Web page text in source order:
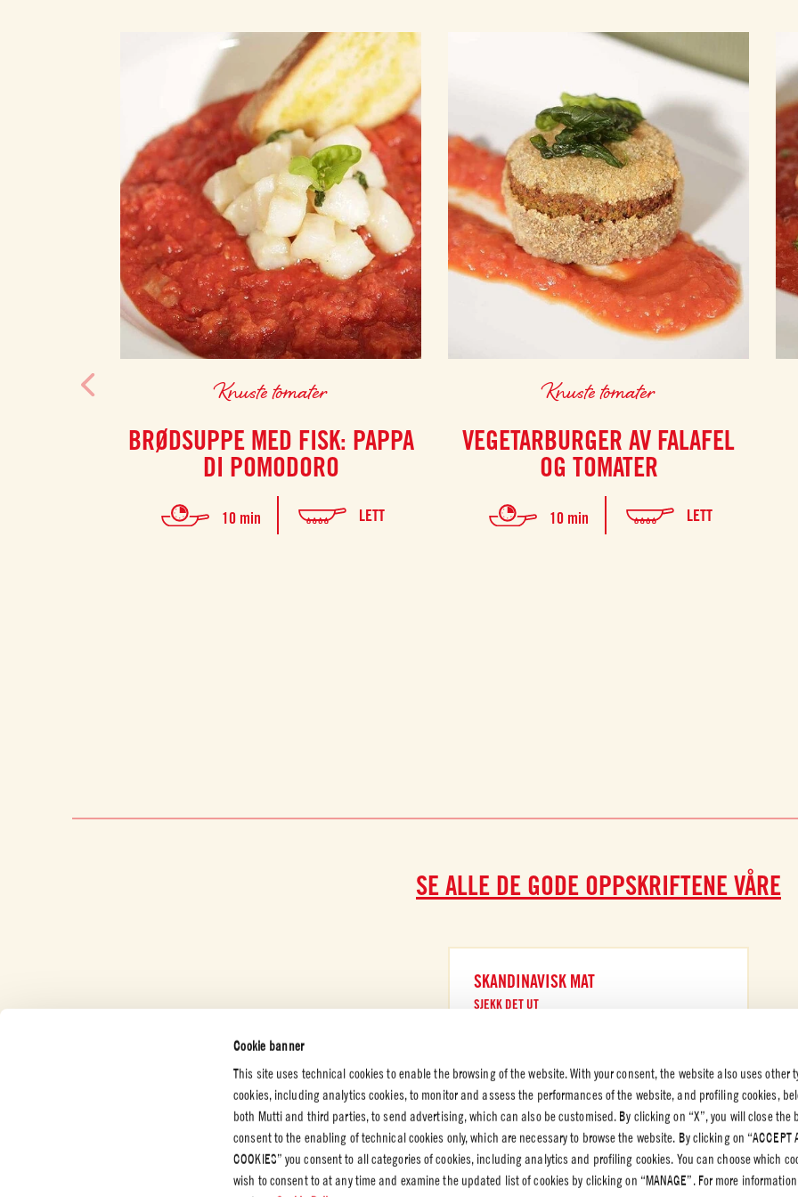
Cookie banner
This site uses technical cookies to enable the browsing of the website. With your consent, the website also uses other
cookies, including analytics cookies, to monitor and assess the performances of the website, and profiling cookies,
both Mutti and third parties, to send advertising, which can also be customised. By clicking on “X”, you will close the
consent to the enabling of technical cookies only, which are necessary to browse the website. By clicking on “ACCEPT
COOKIES” you consent to all categories of cookies, including analytics and profiling cookies. You can choose which
wish to consent to at any time and examine the updated list of cookies by clicking on “MANAGE”. For more
Knuste tomater
BRØDSUPPE MED FISK: PAPPA
DI POMODORO
10 min LETT
Knuste tomater
VEGETARBURGER AV FALAFEL
OG TOMATER
10 min LETT
SE ALLE DE GODE OPPSKRIFTENE VÅRE
SKANDINAVISK MAT
SJEKK DET UT
BEDRIFT
Sertifiseringer
Etiske retningslinjer
JURIDISK OG
PERSONVERN
Personvernpolicy